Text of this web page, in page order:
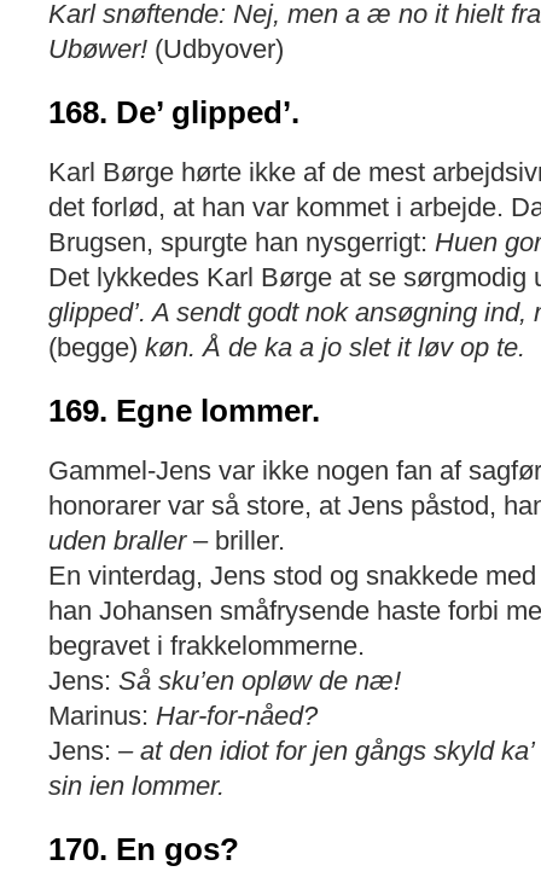
Karl snøftende: Nej, men a æ no it hielt
Ubøwer! (Udbyover)
168. De’ glipped’.
Karl Børge hørte ikke af de mest
det forlød, at han var kommet i arbejde.
Brugsen, spurgte han nysgerrigt: Huen
Det lykkedes Karl Børge at se sørgmodig
glipped’. A sendt godt nok ansøgning
(begge) køn. Å de ka a jo slet it løv op te.
169. Egne lommer.
Gammel-Jens var ikke nogen fan af
honorarer var så store, at Jens påstod,
uden braller – briller.
En vinterdag, Jens stod og snakkede
han Johansen småfrysende haste forbi
begravet i frakkelommerne.
Jens: Så sku’en opløw de næ!
Marinus: Har-for-nåed?
Jens: – at den idiot for jen gångs skyld
sin ien lommer.
170. En gos?